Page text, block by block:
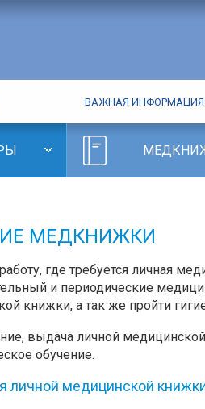
ВАЖНАЯ ИНФОРМАЦИЯ
МЕДКНИЖКИ
где требуется личная
и периодические
книжки, а так же пройти
выдача личной
обучение.
личной медицинской